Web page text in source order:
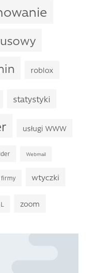
roblox
statystyki
usługi WWW
Webmail
wtyczki
zoom